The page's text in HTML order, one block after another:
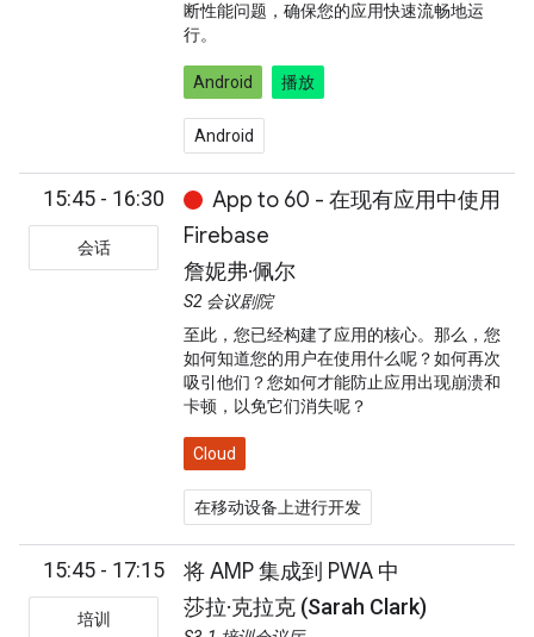
断性能问题，确保您的应用快速流畅地运
行。
Android 播放
Android
15:45 - 16:30
会话
App to 60 - 在现有应用中使用
Firebase
詹妮弗·佩尔
S2 会议剧院
至此，您已经构建了应用的核心。那么，您
如何知道您的用户在使用什么呢？如何再次
吸引他们？您如何才能防止应用出现崩溃和
卡顿，以免它们消失呢？
Cloud
在移动设备上进行开发
15:45 - 17:15
培训
将 AMP 集成到 PWA 中
莎拉·克拉克 (Sarah Clark)